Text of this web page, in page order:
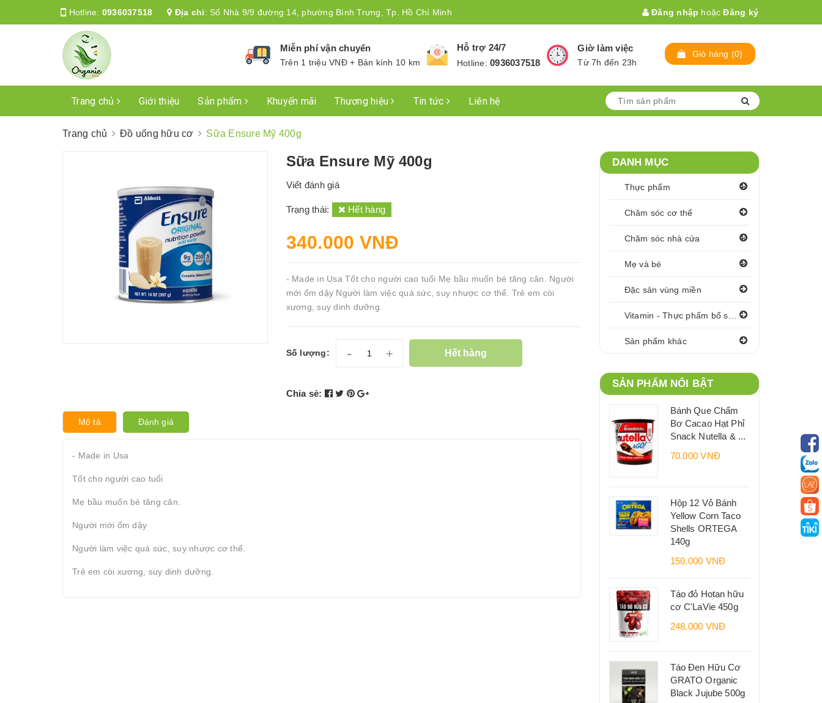
Hotline: 0936037518 Địa chỉ: Số Nhà 9/9 đường 14, phường Bình Trưng, Tp. Hồ Chí Minh Đăng nhập hoặc Đăng ký
Miễn phí vận chuyển
Trên 1 triệu VNĐ + Bán kính 10 km
Hỗ trợ 24/7
Hotline:0936037518
Giờ làm việc
Từ 7h đến 23h
Giỏ hàng (0)
Trang chủ Giới thiệu Sản phẩm Khuyến mãi Thương hiệu Tin tức Liên hệ
Trang chủ Đồ uống hữu cơ Sữa Ensure Mỹ 400g
Sữa Ensure Mỹ 400g
Viết đánh giá
Trạng thái: Hết hàng
340.000 VNĐ
- Made in Usa Tốt cho người cao tuổi Mẹ bầu muốn bé tăng cân. Người
mới ốm dậy Người làm việc quá sức, suy nhược cơ thể. Trẻ em còi
xương, suy dinh dưỡng.
Số lượng: - + Hết hàng
Chia sẻ:
Mô tả Đánh giá
- Made in Usa
Tốt cho người cao tuổi
Mẹ bầu muốn bé tăng cân.
Người mới ốm dậy
Người làm việc quá sức, suy nhược cơ thể.
Trẻ em còi xương, suy dinh dưỡng.
DANH MỤC
Thực phẩm
Chăm sóc cơ thể
Chăm sóc nhà cửa
Mẹ và bé
Đặc sản vùng miền
Sản phẩm khác
SẢN PHẨM NỔI BẬT
Bánh Que Chấm
Bơ Cacao Hạt Phỉ
Snack Nutella & ...
70.000 VNĐ
Hộp 12 Vỏ Bánh
Yellow Corn Taco
Shells ORTEGA
140g
150.000 VNĐ
Táo đỏ Hotan hữu
cơ C'LaVie 450g
248.000 VNĐ
Táo Đen Hữu Cơ
GRATO Organic
Black Jujube 500g